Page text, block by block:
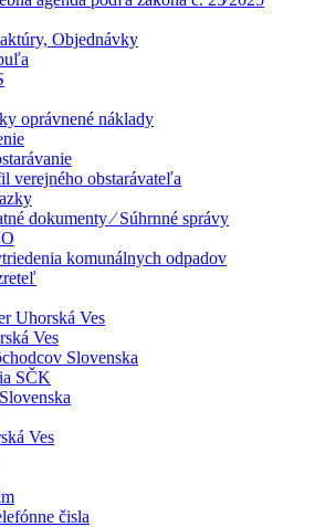
Objednávky
oprávnené náklady
verejného obstarávateľa
dokumenty ⁄ Súhrnné správy
komunálnych odpadov
Uhorská Ves
Ves
Slovenska
SČK
Ves
čisla